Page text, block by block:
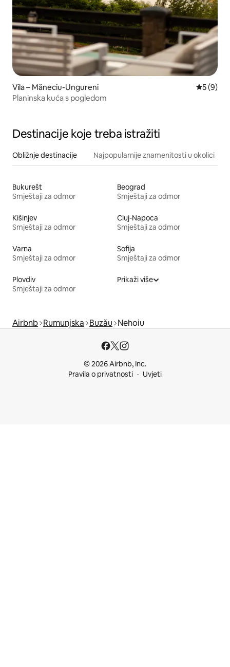
Vila – Măneciu-Ungureni
5 (9)
Planinska kuća s pogledom
Destinacije koje treba istražiti
Obližnje destinacije Najpopularnije znamenitosti u okolici
Bukurešt
Smještaji za odmor
Beograd
Smještaji za odmor
Kišinjev
Smještaji za odmor
Cluj-Napoca
Smještaji za odmor
Varna
Smještaji za odmor
Sofija
Smještaji za odmor
Plovdiv
Smještaji za odmor
Prikaži više
Airbnb Rumunjska Buzău Nehoiu
© 2026 Airbnb, Inc.
Pravila o privatnosti
Uvjeti